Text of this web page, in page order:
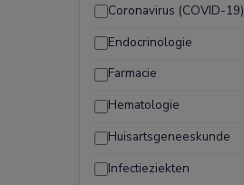
Coronavirus (COVID-19)
Endocrinologie
Farmacie
Hematologie
Huisartsgeneeskunde
Infectieziekten